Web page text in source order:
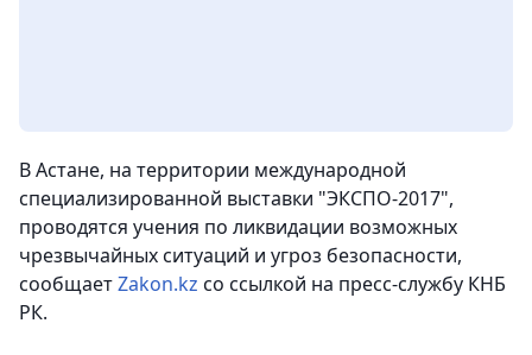
В Астане, на территории международной
специализированной выставки "ЭКСПО-2017",
проводятся учения по ликвидации возможных
чрезвычайных ситуаций и угроз безопасности,
сообщаетZakon.kz со ссылкой на пресс-службу КНБ
РК.